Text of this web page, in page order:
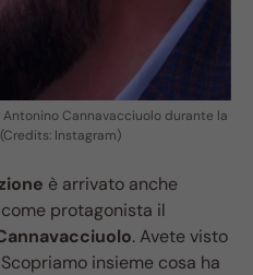
Cannavacciuolo durante la
Instagram)
è arrivato anche
protagonista il
. Avete visto
insieme cosa ha